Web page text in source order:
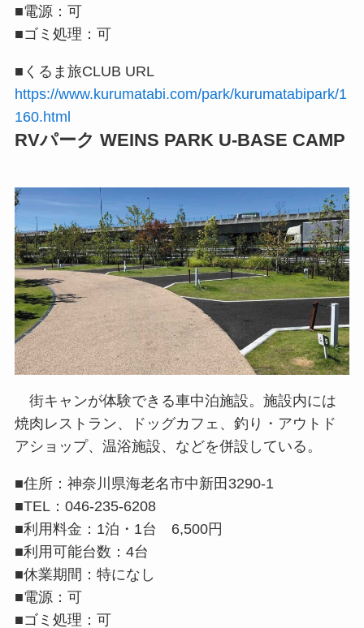
■電源：可
■ゴミ処理：可
■くるま旅CLUB URL
https://www.kurumatabi.com/park/kurumatabipark/1
160.html
RVパーク WEINS PARK U-BASE CAMP
街キャンが体験できる車中泊施設。施設内には
焼肉レストラン、ドッグカフェ、釣り・アウトド
アショップ、温浴施設、などを併設している。
■住所：神奈川県海老名市中新田3290-1
■TEL：046-235-6208
■利用料金：1泊・1台 6,500円
■利用可能台数：4台
■休業期間：特になし
■電源：可
■ゴミ処理：可